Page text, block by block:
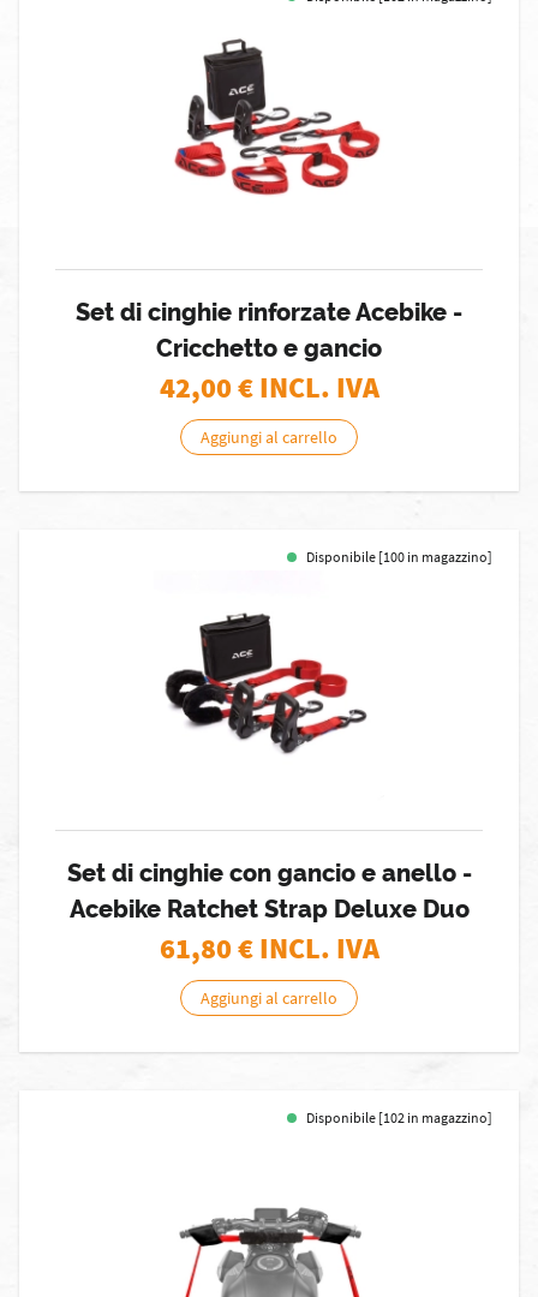
Set di cinghie rinforzate Acebike -
Cricchetto e gancio
42,00€ INCL. IVA
Aggiungi al carrello
Disponibile [100 in magazzino]
Set di cinghie con gancio e anello -
Acebike Ratchet Strap Deluxe Duo
61,80€ INCL. IVA
Aggiungi al carrello
Disponibile [102 in magazzino]